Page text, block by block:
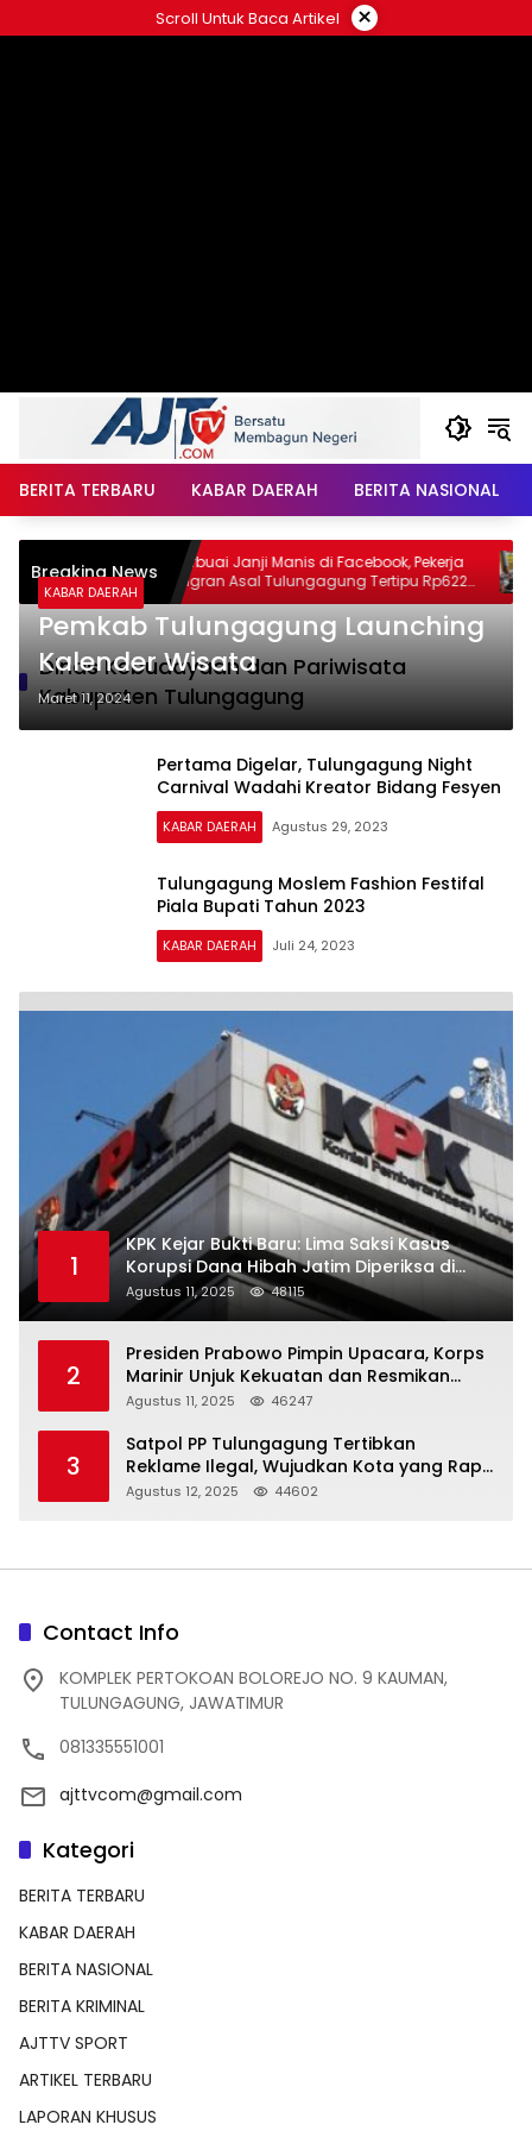
ke
Scroll Untuk Baca Artikel ×
BERITA TERBARU KABAR DAERAH BERITA NASIONAL
Breaking News
yang
Terbuai Janji Manis di Facebook, Pekerja
Migran Asal Tulungagung Tertipu Rp622
Juta
Dinas Kebudayaan dan Pariwisata
Kabupaten Tulungagung
KABAR DAERAH
Pemkab Tulungagung Launching
Kalender Wisata
Maret 11, 2024
Pertama Digelar, Tulungagung Night
Carnival Wadahi Kreator Bidang Fesyen
KABAR DAERAH Agustus 29, 2023
Tulungagung Moslem Fashion Festifal
Piala Bupati Tahun 2023
KABAR DAERAH Juli 24, 2023
1
KPK Kejar Bukti Baru: Lima Saksi Kasus
Korupsi Dana Hibah Jatim Diperiksa di
Trenggalek
Agustus 11, 2025 48115
2
Presiden Prabowo Pimpin Upacara, Korps
Marinir Unjuk Kekuatan dan Resmikan
Struktur Baru
Agustus 11, 2025 46247
3
Satpol PP Tulungagung Tertibkan
Reklame Ilegal, Wujudkan Kota yang Rapi
dan Indah
Agustus 12, 2025 44602
Contact Info
KOMPLEK PERTOKOAN BOLOREJO NO. 9 KAUMAN,
TULUNGAGUNG, JAWATIMUR
081335551001
ajttvcom@gmail.com
Kategori
BERITA TERBARU
KABAR DAERAH
BERITA NASIONAL
BERITA KRIMINAL
AJTTV SPORT
ARTIKEL TERBARU
LAPORAN KHUSUS